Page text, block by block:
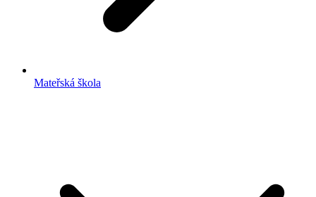
Mateřská škola